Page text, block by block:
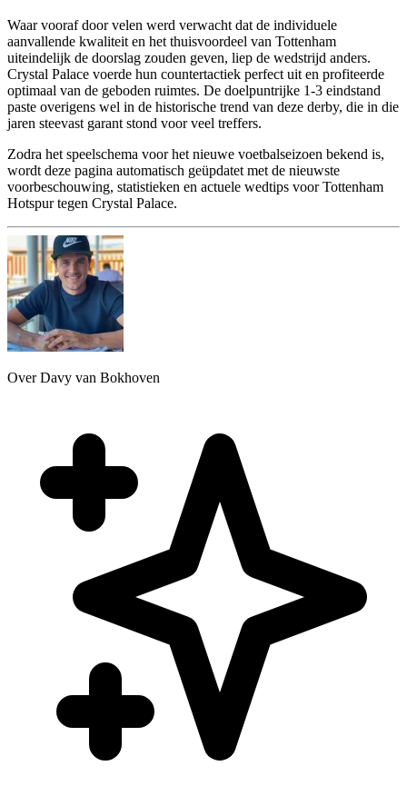
Waar vooraf door velen werd verwacht dat de individuele
aanvallende kwaliteit en het thuisvoordeel van Tottenham
uiteindelijk de doorslag zouden geven, liep de wedstrijd anders.
Crystal Palace voerde hun countertactiek perfect uit en profiteerde
optimaal van de geboden ruimtes. De doelpuntrijke 1-3 eindstand
paste overigens wel in de historische trend van deze derby, die in die
jaren steevast garant stond voor veel treffers.
Zodra het speelschema voor het nieuwe voetbalseizoen bekend is,
wordt deze pagina automatisch geüpdatet met de nieuwste
voorbeschouwing, statistieken en actuele wedtips voor Tottenham
Hotspur tegen Crystal Palace.
Over Davy van Bokhoven